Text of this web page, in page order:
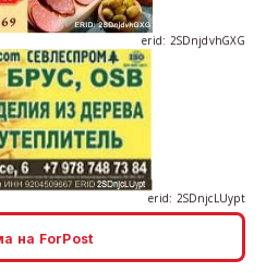
на ForPost